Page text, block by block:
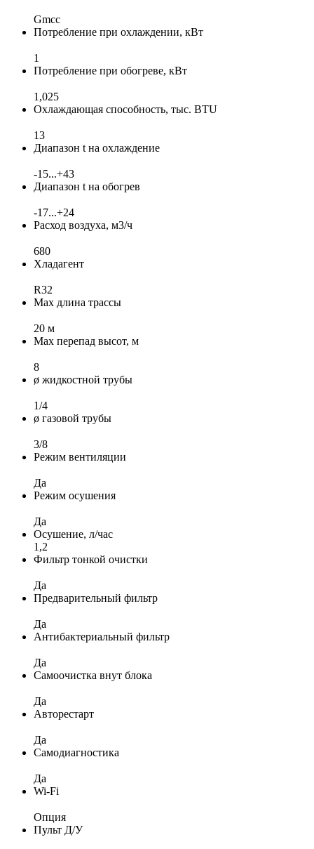
Gmcc
Потребление при охлаждении, кВт
1
Потребление при обогреве, кВт
1,025
Охлаждающая способность, тыс. BTU
13
Диапазон t на охлаждение
-15...+43
Диапазон t на обогрев
-17...+24
Расход воздуха, м3/ч
680
Хладагент
R32
Max длина трассы
20 м
Max перепад высот, м
8
ø жидкостной трубы
1/4
ø газовой трубы
3/8
Режим вентиляции
Да
Режим осушения
Да
Осушение, л/час
1,2
Фильтр тонкой очистки
Да
Предварительный фильтр
Да
Антибактериальный фильтр
Да
Самоочистка внут блока
Да
Авторестарт
Да
Самодиагностика
Да
Wi-Fi
Опция
Пульт Д/У